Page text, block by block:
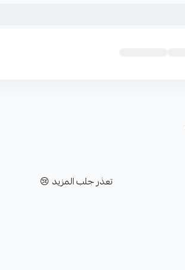
تعذر جلب المزيد 😢